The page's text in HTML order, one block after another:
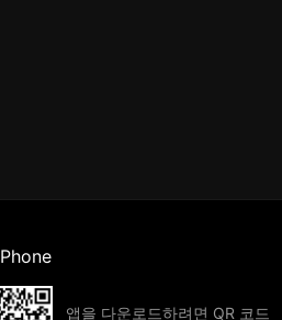
Phone
앱을 다운로드하려면 QR 코드